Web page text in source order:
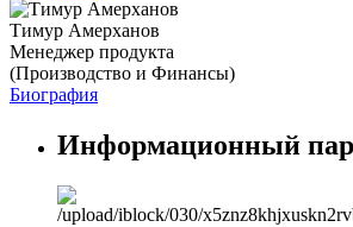
Тимур Амерханов
Менеджер продукта
(Производство и Финансы)
Биография
Информационный